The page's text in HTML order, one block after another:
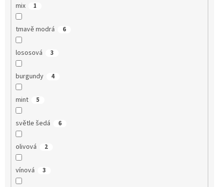
mix 1
tmavě modrá 6
lososová 3
burgundy 4
mint 5
světle šedá 6
olivová 2
vínová 3